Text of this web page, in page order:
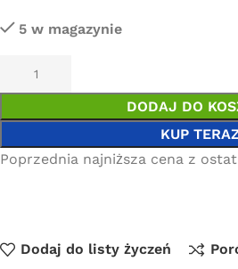
5 w magazynie
DODAJ DO
KUP
Poprzednia najniższa cena z
Dodaj do listy życzeń